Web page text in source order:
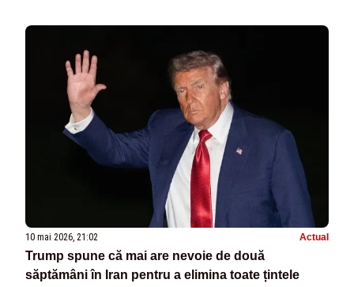
10 mai 2026, 21:02 Actual
Trump spune că mai are nevoie de două
săptămâni în Iran pentru a elimina toate țintele